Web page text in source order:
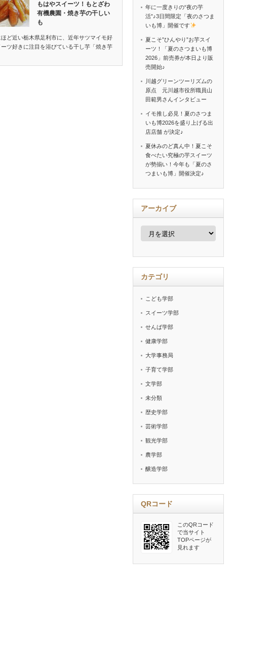
もはやスイーツ！もとざわ
有機農園・焼き芋の干しい
も
ど近い栃木県足利市に、近年サツマイモ好
ーツ好きに注目を浴びている干し芋「焼き芋
年に一度きりの“夜の芋
活”♪3日間限定「夜のさつま
いも博」開催です
夏こそ”ひんやり”お芋スイ
ーツ！「夏のさつまいも博
2026」前売券が本日より販
売開始♪
川越グリーンツーリズムの
原点 元川越市役所職員山
田範男さんインタビュー
イモ推し必見！夏のさつま
いも博2026を盛り上げる出
店店舗 が決定♪
夏休みのど真ん中！夏こそ
食べたい究極の芋スイーツ
が勢揃い！今年も「夏のさ
つまいも博」開催決定♪
アーカイブ
ア
ブ
カテゴリ
こども学部
スイーツ学部
せんば学部
健康学部
大学事務局
子育て学部
文学部
未分類
歴史学部
芸術学部
観光学部
農学部
醸造学部
QRコード
このQRコード
で当サイト
TOPページが
見れます